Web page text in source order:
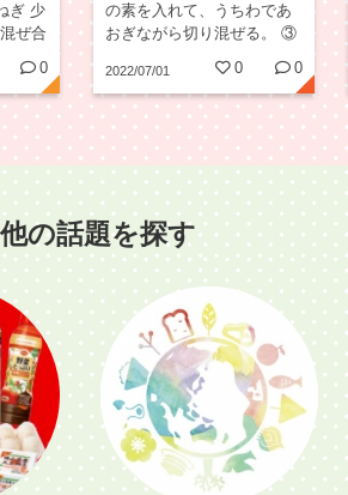
ぎ 少
ぜ合
ね
す
１
0
の素を入れて、うちわであ
おぎながら切り混ぜる。 ③
そのまま食べられるむきえ
びを解凍して用意する。
り！！
2022/07/01 0 0
他の話題を探す